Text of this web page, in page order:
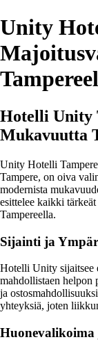
Unity
Hotelli Unity
Mukavuutta
Unity Hotelli
Tampere, on oiva
modernista
esittelee kaikki
Tampereella.
Sijainti ja
Hotelli Unity sijaitsee
mahdollistaen helpon
ja
yhteyksiä, joten